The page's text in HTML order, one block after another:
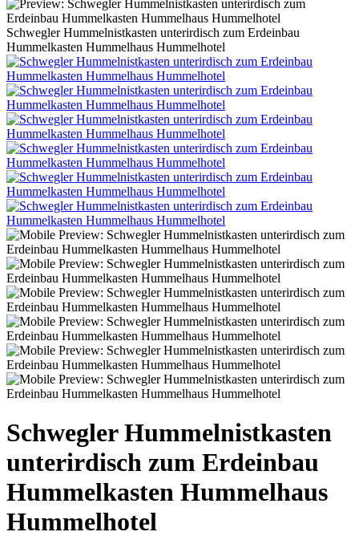
Schwegler Hummelnistkasten unterirdisch zum Erdeinbau
Hummelkasten Hummelhaus Hummelhotel
Schwegler Hummelnistkasten
unterirdisch zum Erdeinbau
Hummelkasten Hummelhaus
Hummelhotel